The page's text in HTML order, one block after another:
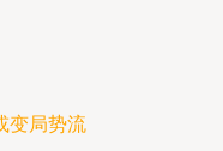
变局势流